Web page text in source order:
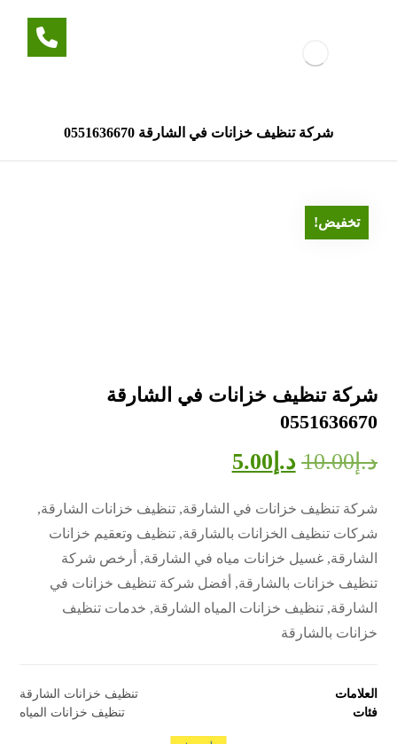
شركة تنظيف خزانات في الشارقة 0551636670
تخفيض!
شركة تنظيف خزانات في الشارقة
0551636670
د.إ10.00 د.إ 5.00
شركة تنظيف خزانات في الشارقة, تنظيف خزانات الشارقة,
شركات تنظيف الخزانات بالشارقة, تنظيف وتعقيم خزانات
الشارقة, غسيل خزانات مياه في الشارقة, أرخص شركة
تنظيف خزانات بالشارقة, أفضل شركة تنظيف خزانات في
الشارقة, تنظيف خزانات المياه الشارقة, خدمات تنظيف
خزانات بالشارقة
العلامات
تنظيف خزانات الشارقة
فئات
تنظيف خزانات المياه